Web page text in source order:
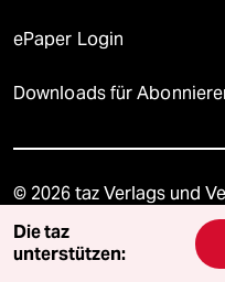
ePaper Login
Downloads für
© 2026 taz Verlags und
wenden Sie sich bitte an
Die taz
unterstützen: